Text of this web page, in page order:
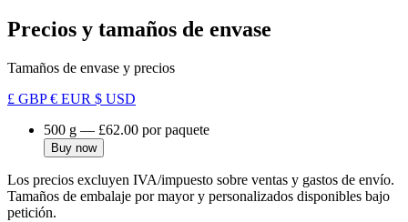
Precios y tamaños de envase
Tamaños de envase y precios
£ GBP€ EUR $ USD
500 g — £62.00 por paquete
Buy now
Los precios excluyen IVA/impuesto sobre ventas y gastos de envío.
Tamaños de embalaje por mayor y personalizados disponibles bajo
petición.